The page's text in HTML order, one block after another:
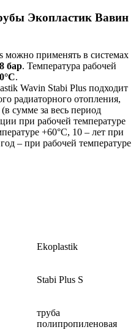
Экопластик Вавин
можно применять в системах
бар. Температура рабочей
.
Wavin Stabi Plus подходит
радиаторного отопления,
сумме за весь период
при рабочей температуре
+60°С, 10 – лет при
– при рабочей температуре
Ekoplastik
Stabi Plus S
труба
полипропиленовая